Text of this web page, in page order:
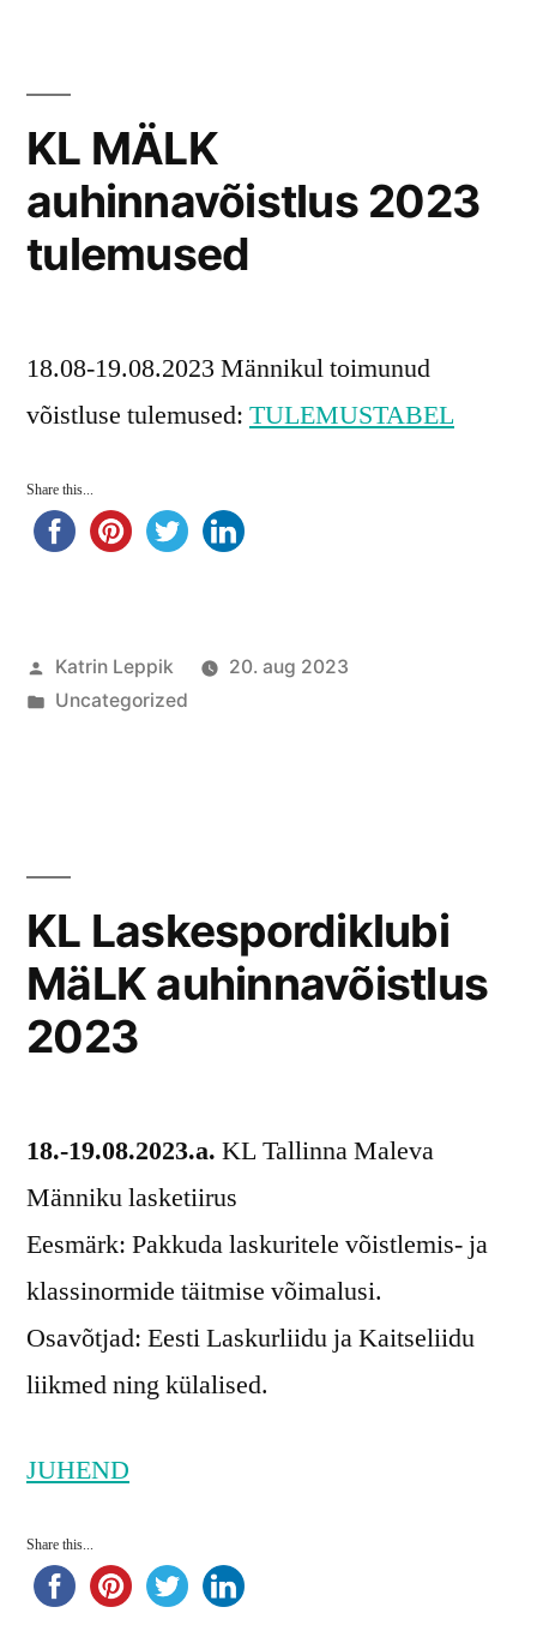
KL MÄLK
auhinnavõistlus 2023
tulemused
18.08-19.08.2023 Männikul toimunud
võistluse tulemused: TULEMUSTABEL
Share this...
Posted
by
Katrin Leppik
20. aug 2023
Posted
Uncategorized
KL Laskespordiklubi
MäLK auhinnavõistlus
2023
18.-19.08.2023.a. KL Tallinna Maleva
Männiku lasketiirus
Eesmärk: Pakkuda laskuritele võistlemis- ja
klassinormide täitmise võimalusi.
Osavõtjad: Eesti Laskurliidu ja Kaitseliidu
liikmed ning külalised.
JUHEND
Share this...